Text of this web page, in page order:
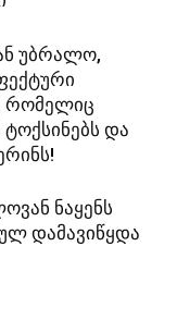
უბრალო,
რომელიც
და
ნაყენს
დამავიწყდა